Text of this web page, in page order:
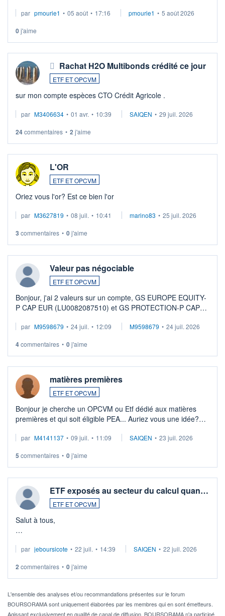
par pmourie1 • 05 août • 17:16 pmourie1 • 5 août 2026
0j'aime
Rachat H2O Multibonds crédité ce jour
ETF ET OPCVM
sur mon compte espèces CTO Crédit Agricole .
par M3406634 • 01 avr. • 10:39 SAIQEN • 29 juil. 2026
24commentaires • 2 j'aime
L'OR
ETF ET OPCVM
Oriez vous l'or? Est ce bien l'or
par M3627819 • 08 juil. • 10:41 marino83 • 25 juil. 2026
3 commentaires • 0j'aime
Valeur pas négociable
ETF ET OPCVM
Bonjour, j'ai 2 valeurs sur un compte, GS EUROPE EQUITY-
P CAP EUR (LU0082087510) et GS PROTECTION-P CAP
veux procéder à la vente, on me signale ...
par M9598679 • 24 juil. • 12:09 M9598679 • 24 juil. 2026
4commentaires • 0j'aime
matières premières
ETF ET OPCVM
Bonjour je cherche un OPCVM ou Etf dédié aux matières
premières et qui soit éligible PEA... Auriez vous une idée?
par M4141137 • 09 juil. • 11:09 SAIQEN • 23 juil. 2026
5 commentaires • 0j'aime
ETF exposés au secteur du calcul quan…
ETF ET OPCVM
Salut à tous,
via un ETF plutôt que des actions individuelles.
Idéalement, je voudrais qu'il soit éligible au PEA.
Pour l' ...
par jeboursicote • 22 juil. • 14:39 SAIQEN • 22 juil. 2026
2 commentaires • 0j'aime
L'ensemble des analyses et/ou recommandations présentes sur le forum
BOURSORAMA sont uniquement élaborées par les membres qui en sont émetteurs.
Agissant exclusivement en qualité de canal de diffusion, BOURSORAMA n'a participé